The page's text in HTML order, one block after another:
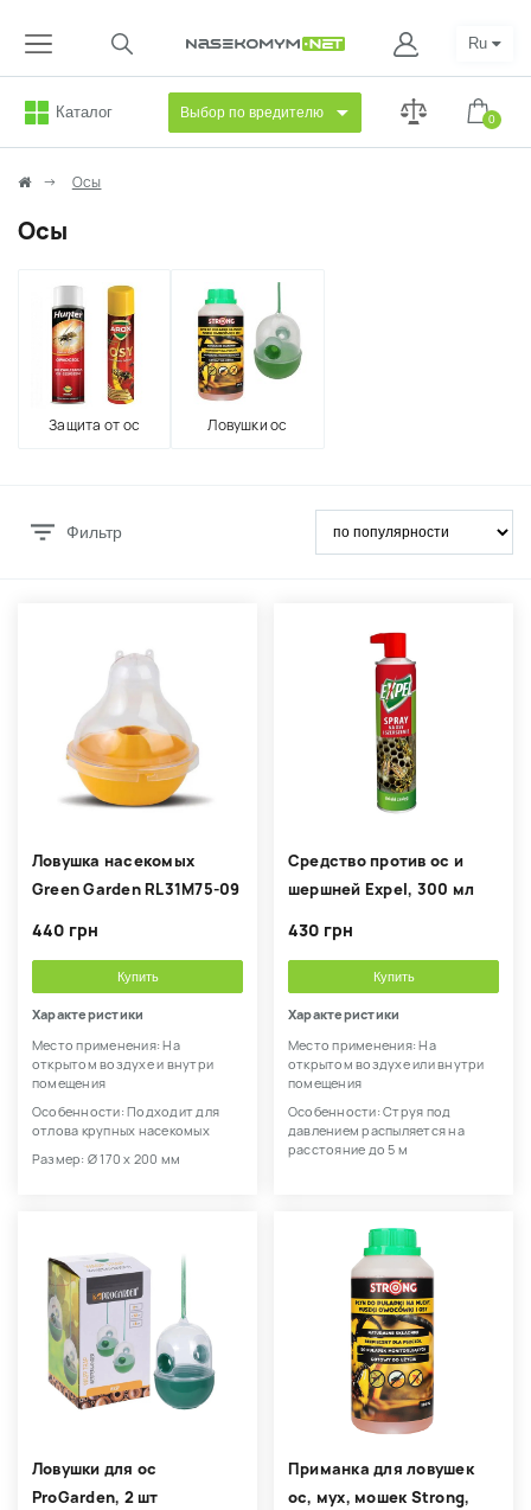
Каталог Выбор по вредителю 0
Ru
Осы
Осы
Защита от ос Ловушки ос
Фильтр
Ловушка насекомых
Green Garden RL31M75-09
440 грн
Купить
Характеристики
Место применения: На
открытом воздухе и внутри
помещения
Особенности: Подходит для
отлова крупных насекомых
Размер: Ø 170 х 200 мм
Средство против ос и
шершней Expel, 300 мл
430 грн
Купить
Характеристики
Место применения: На
открытом воздухе или внутри
помещения
Особенности: Струя под
давлением распыляется на
расстояние до 5 м
Ловушки для ос
ProGarden, 2 шт
Приманка для ловушек
ос, мух, мошек Strong,